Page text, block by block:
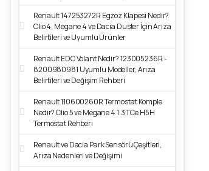
Renault 147253272R Egzoz Klapesi Nedir?
Clio 4, Megane 4 ve Dacia Duster İçin Arıza
Belirtileri ve Uyumlu Ürünler
Renault EDC Volant Nedir? 123005236R -
8200980981 Uyumlu Modeller, Arıza
Belirtileri ve Değişim Rehberi
Renault 110600260R Termostat Komple
Nedir? Clio 5 ve Megane 4 1.3 TCe H5H
Termostat Rehberi
Renault ve Dacia Park Sensörü Çeşitleri,
Arıza Nedenleri ve Değişimi